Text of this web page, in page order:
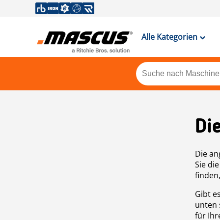
Alle Kategorien
Die
Sie
Gibt
unten
für